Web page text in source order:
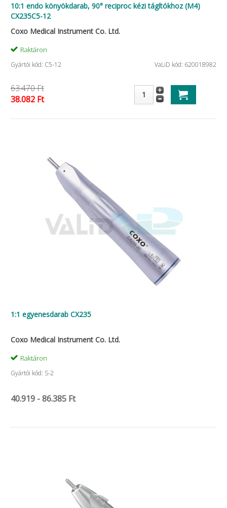
10:1 endo könyökdarab, 90° reciproc kézi tágítókhoz (M4)
CX235C5-12
Coxo Medical Instrument Co. Ltd.
Raktáron
Gyártói kód: C5-12 VaLiD kód: 620018982
63.470 Ft
38.082 Ft
1:1 egyenesdarab CX235
Coxo Medical Instrument Co. Ltd.
Raktáron
Gyártói kód: S-2
40.919 - 86.385 Ft